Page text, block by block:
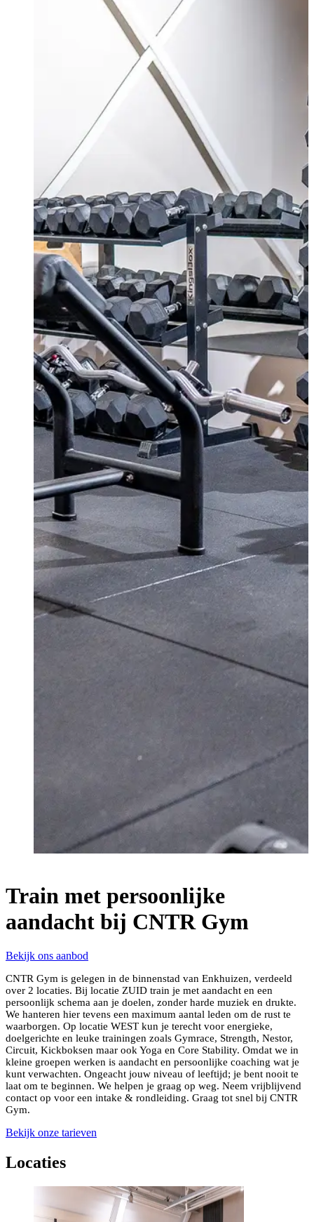
Train met persoonlijke
aandacht bij CNTR Gym
Bekijk ons aanbod
CNTR Gym is gelegen in de binnenstad van Enkhuizen, verdeeld
over 2 locaties. Bij locatie ZUID train je met aandacht en een
persoonlijk schema aan je doelen, zonder harde muziek en drukte.
We hanteren hier tevens een maximum aantal leden om de rust te
waarborgen. Op locatie WEST kun je terecht voor energieke,
doelgerichte en leuke trainingen zoals Gymrace, Strength, Nestor,
Circuit, Kickboksen maar ook Yoga en Core Stability. Omdat we in
kleine groepen werken is aandacht en persoonlijke coaching wat je
kunt verwachten. Ongeacht jouw niveau of leeftijd; je bent nooit te
laat om te beginnen. We helpen je graag op weg. Neem vrijblijvend
contact op voor een intake & rondleiding. Graag tot snel bij CNTR
Gym.
Bekijk onze tarieven
Locaties